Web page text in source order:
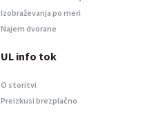
Izobraževanja po meri
Najem dvorane
UL info tok
O storitvi
Preizkusi brezplačno